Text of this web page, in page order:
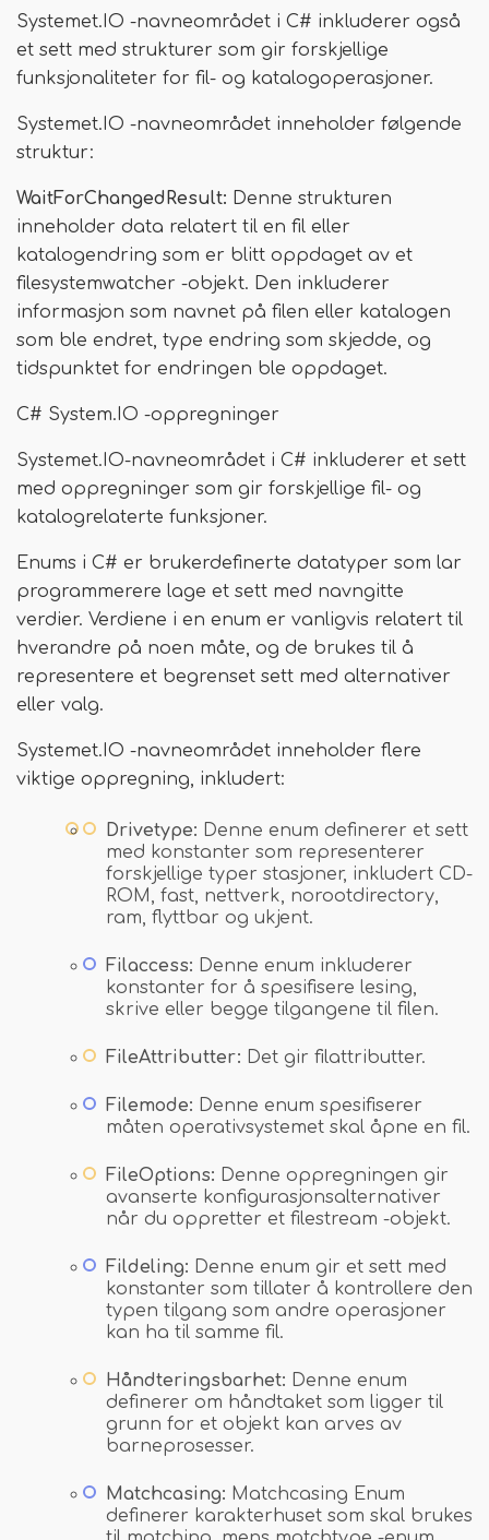
Systemet.IO -navneområdet i C# inkluderer også
et sett med strukturer som gir forskjellige
funksjonaliteter for fil- og katalogoperasjoner.
Systemet.IO -navneområdet inneholder følgende
struktur:
WaitForChangedResult: Denne strukturen
inneholder data relatert til en fil eller
katalogendring som er blitt oppdaget av et
filesystemwatcher -objekt. Den inkluderer
informasjon som navnet på filen eller katalogen
som ble endret, type endring som skjedde, og
tidspunktet for endringen ble oppdaget.
C# System.IO -oppregninger
Systemet.IO-navneområdet i C# inkluderer et sett
med oppregninger som gir forskjellige fil- og
katalogrelaterte funksjoner.
Enums i C# er brukerdefinerte datatyper som lar
programmerere lage et sett med navngitte
verdier. Verdiene i en enum er vanligvis relatert til
hverandre på noen måte, og de brukes til å
representere et begrenset sett med alternativer
eller valg.
Systemet.IO -navneområdet inneholder flere
viktige oppregning, inkludert:
Drivetype: Denne enum definerer et sett
med konstanter som representerer
forskjellige typer stasjoner, inkludert CD-
ROM, fast, nettverk, norootdirectory,
ram, flyttbar og ukjent.
Filaccess: Denne enum inkluderer
konstanter for å spesifisere lesing,
skrive eller begge tilgangene til filen.
FileAttributter: Det gir filattributter.
Filemode: Denne enum spesifiserer
måten operativsystemet skal åpne en fil.
FileOptions: Denne oppregningen gir
avanserte konfigurasjonsalternativer
når du oppretter et filestream -objekt.
Fildeling: Denne enum gir et sett med
konstanter som tillater å kontrollere den
typen tilgang som andre operasjoner
kan ha til samme fil.
Håndteringsbarhet: Denne enum
definerer om håndtaket som ligger til
grunn for et objekt kan arves av
barneprosesser.
Matchcasing: Matchcasing Enum
definerer karakterhuset som skal brukes